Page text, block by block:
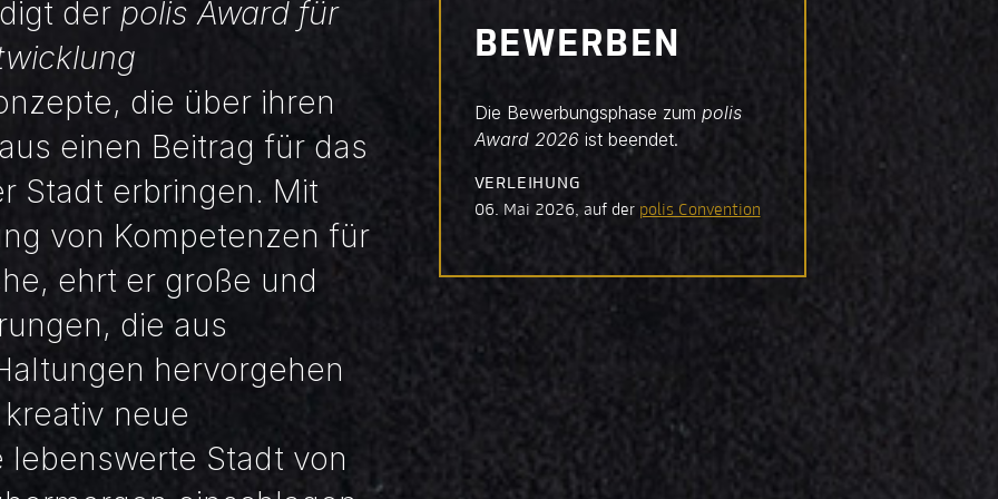
der polis Award für
die über ihren
einen Beitrag für das
Stadt erbringen. Mit
von Kompetenzen für
ehrt er große und
die aus
hervorgehen
neue
Stadt von
BEWERBEN
Die Bewerbungsphase zum polis
Award 2026ist beendet.
VERLEIHUNG
06. Mai 2026, auf der polis Convention